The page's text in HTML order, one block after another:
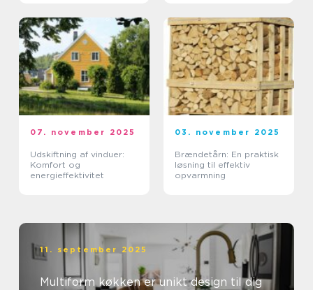
07. november 2025
Udskiftning af vinduer:
Komfort og
energieffektivitet
03. november 2025
Brændetårn: En praktisk
løsning til effektiv
opvarmning
11. september 2025
Multiform køkken er unikt design til dig